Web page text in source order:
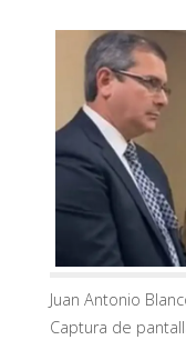
Juan Antonio
Captura de